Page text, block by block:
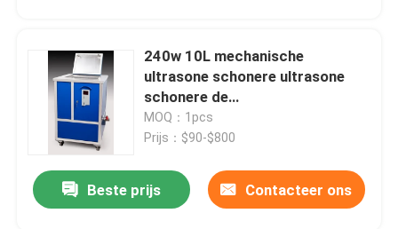
240w 10L mechanische
ultrasone schonere ultrasone
schonere de
containerreinigingsmachine van
/industry
MOQ：1pcs
Prijs：$90-$800
Beste prijs Contacteer ons